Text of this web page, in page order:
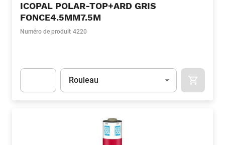
ICOPAL POLAR-TOP+ARD GRIS
FONCE4.5MM7.5M
Numéro de produit 4220
Unité
Rouleau